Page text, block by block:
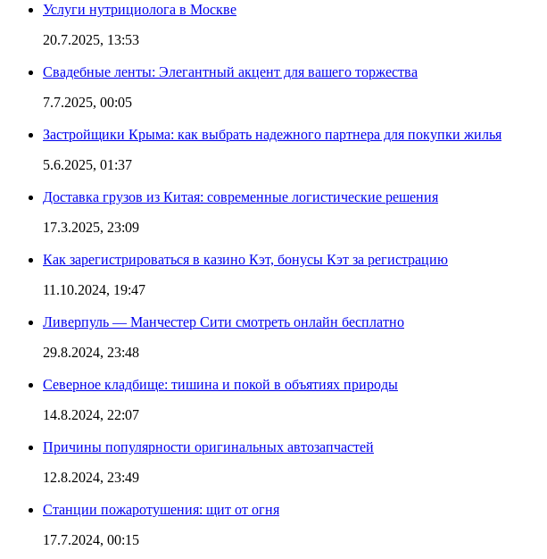
Услуги нутрициолога в Москве
20.7.2025, 13:53
Свадебные ленты: Элегантный акцент для вашего торжества
7.7.2025, 00:05
Застройщики Крыма: как выбрать надежного партнера для покупки жилья
5.6.2025, 01:37
Доставка грузов из Китая: современные логистические решения
17.3.2025, 23:09
Как зарегистрироваться в казино Кэт, бонусы Кэт за регистрацию
11.10.2024, 19:47
Ливерпуль — Манчестер Сити смотреть онлайн бесплатно
29.8.2024, 23:48
Северное кладбище: тишина и покой в объятиях природы
14.8.2024, 22:07
Причины популярности оригинальных автозапчастей
12.8.2024, 23:49
Станции пожаротушения: щит от огня
17.7.2024, 00:15